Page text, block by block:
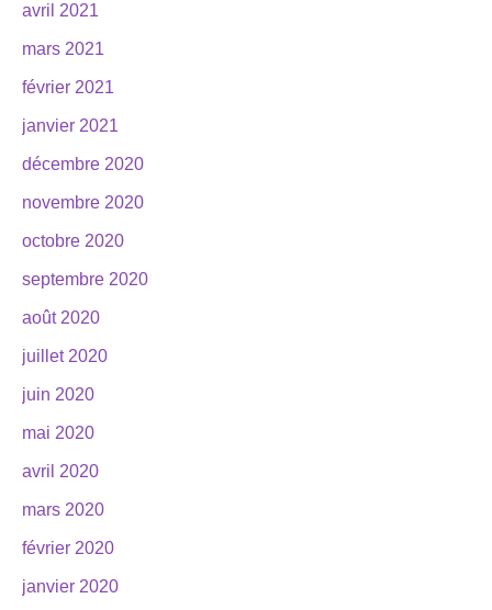
avril 2021
mars 2021
février 2021
janvier 2021
décembre 2020
novembre 2020
octobre 2020
septembre 2020
août 2020
juillet 2020
juin 2020
mai 2020
avril 2020
mars 2020
février 2020
janvier 2020